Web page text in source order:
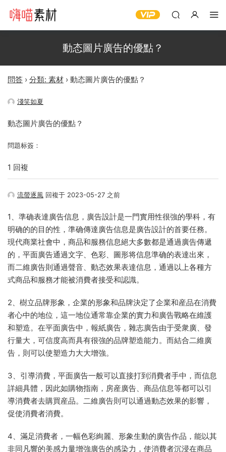
動态圖片廣告的優點？
問答 › 分類: 素材 › 動态圖片廣告的優點？
淺笑如夏
動态圖片廣告的優點？
問題标簽：
1 回複
流螢逐風 回複于 2023-05-27 之前
1、準确表達廣告信息，廣告設計是一門實用性很強的學科，有
明确的的目的性，準确傳達廣告信息是廣告設計的首要任務。
現代商業社會中，商品和服務信息絕大多數都是通過廣告傳遞
的，平面廣告通過文字、色彩、圖形将信息準确的表達出來，
而二維廣告則通過聲音、動态效果表達信息，通過以上各種方
式商品和服務才能被消費者接受和認識。
2、樹立品牌形象，企業的形象和品牌決定了企業和産品在消費
者心中的地位，這一地位通常靠企業的實力和廣告戰略在維護
和塑造。在平面廣告中，報紙廣告，雜志廣告由于受衆廣、發
行量大，可信度高而具有很強的品牌塑造能力。而結合二維廣
告，則可以使塑造力大大增強。
3、引導消費，平面廣告一般可以直接打到消費者手中，而信息
詳細具體，因此如購物指南，房産廣告、商品信息等都可以引
導消費者去購買産品。二維廣告則可以通過動态效果的影響，
促使消費者消費。
4、滿足消費者，一幅色彩絢麗、形象生動的廣告作品，能以其
非同凡響的美感力量增強廣告的感染力，使消費者沉浸在商品